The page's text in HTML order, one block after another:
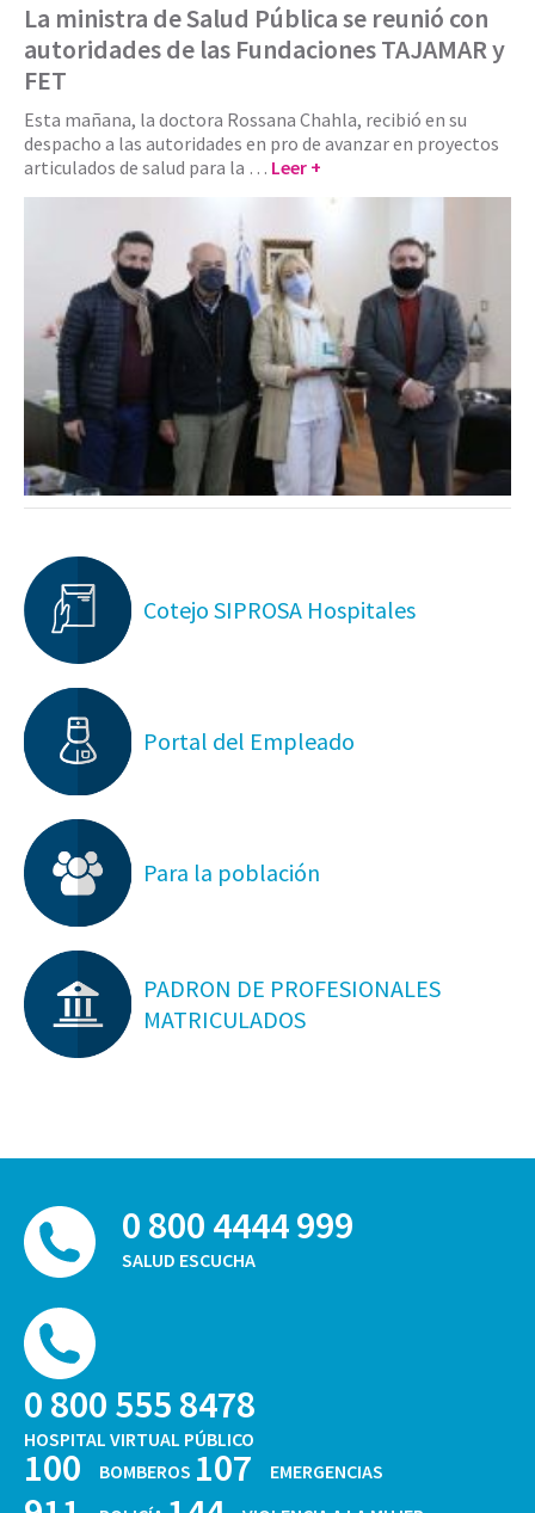
La ministra de Salud Pública se reunió con
autoridades de las Fundaciones TAJAMAR y
FET
Esta mañana, la doctora Rossana Chahla, recibió en su
despacho a las autoridades en pro de avanzar en proyectos
articulados de salud para la … Leer +
Cotejo SIPROSA Hospitales
Portal del Empleado
Para la población
PADRON DE PROFESIONALES
MATRICULADOS
0 800 4444 999
SALUD ESCUCHA
0 800 555 8478
HOSPITAL VIRTUAL PÚBLICO
100 BOMBEROS 107 EMERGENCIAS